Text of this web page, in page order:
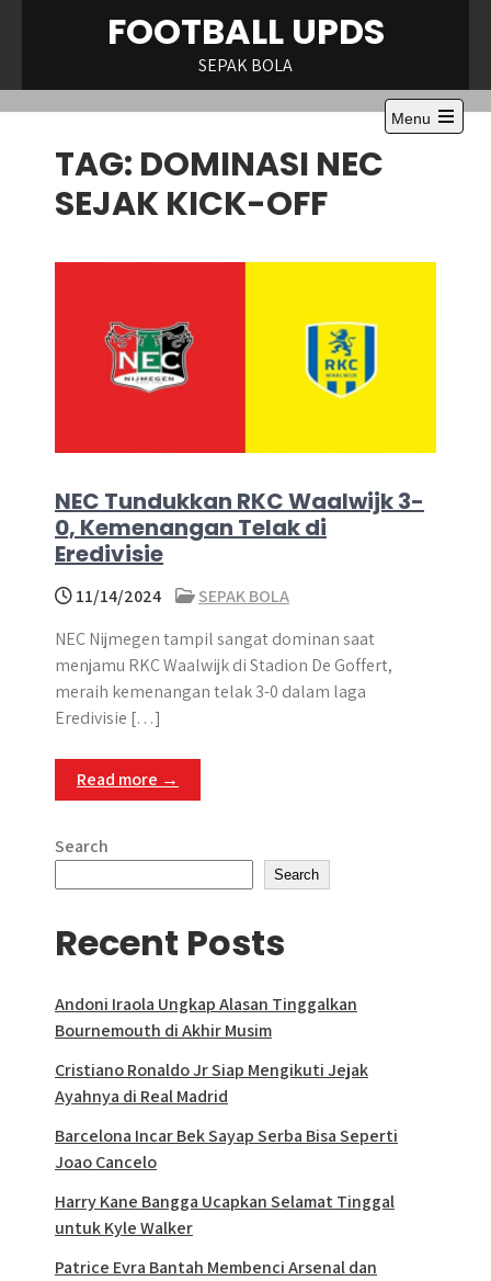
FOOTBALL UPDS
SEPAK BOLA
Menu
Open
TAG: DOMINASI NEC
SEJAK KICK-OFF
NEC Tundukkan RKC Waalwijk 3-
0, Kemenangan Telak di
Eredivisie
11/14/2024
SEPAK BOLA
NEC Nijmegen tampil sangat dominan saat
menjamu RKC Waalwijk di Stadion De Goffert,
meraih kemenangan telak 3-0 dalam laga
Eredivisie […]
Read more →
Search
Search
Recent Posts
Andoni Iraola Ungkap Alasan Tinggalkan
Bournemouth di Akhir Musim
Cristiano Ronaldo Jr Siap Mengikuti Jejak
Ayahnya di Real Madrid
Barcelona Incar Bek Sayap Serba Bisa Seperti
Joao Cancelo
Harry Kane Bangga Ucapkan Selamat Tinggal
untuk Kyle Walker
Patrice Evra Bantah Membenci Arsenal dan